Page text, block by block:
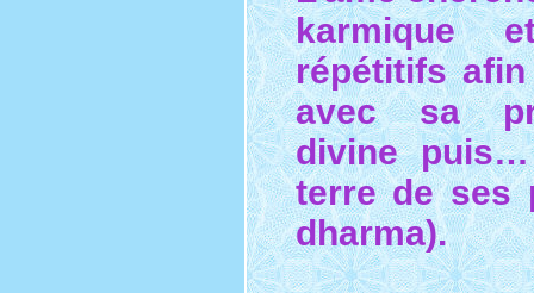
karmique
répétitifs
avec sa
divine
terre de ses
dharma).